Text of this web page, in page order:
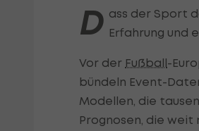
D ass der Sport
Erfahrung und
Vor der Fußball-
bündeln Event-
Modellen, die
Prognosen, die weit